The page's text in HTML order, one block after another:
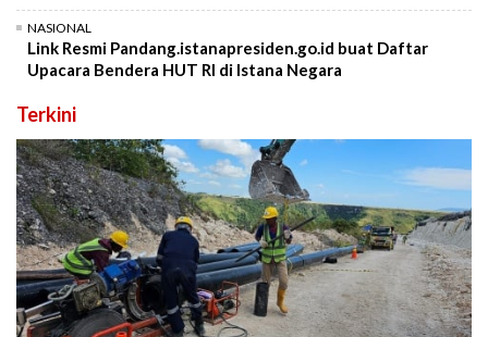
NASIONAL
Link Resmi Pandang.istanapresiden.go.id buat Daftar
Upacara Bendera HUT RI di Istana Negara
Terkini